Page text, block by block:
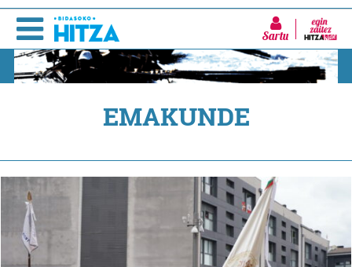
Sartu
EMAKUNDE